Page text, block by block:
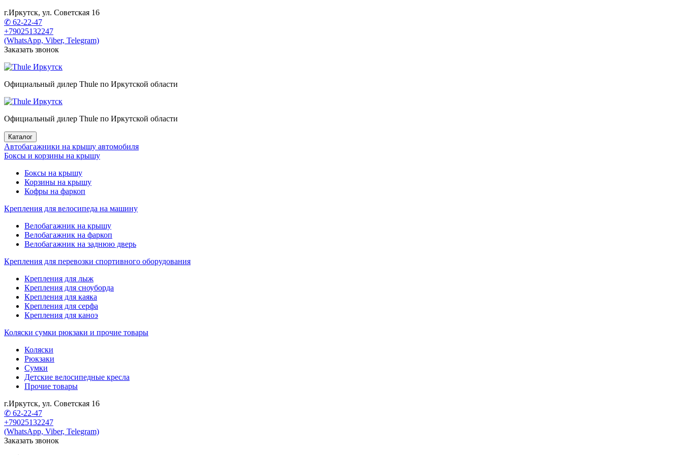
г.Иркутск, ул. Советская 16
✆ 62-22-47
+79025132247
(WhatsApp, Viber, Telegram)
Заказать звонок
Официальный дилер Thule по Иркутской области
Официальный дилер Thule по Иркутской области
Каталог
Автобагажники на крышу автомобиля
Боксы и корзины на крышу
Боксы на крышу
Корзины на крышу
Кофры на фаркоп
Крепления для велосипеда на машину
Велобагажник на крышу
Велобагажник на фаркоп
Велобагажник на заднюю дверь
Крепления для перевозки спортивного оборудования
Крепления для лыж
Крепления для сноуборда
Крепления для каяка
Крепления для серфа
Крепления для каноэ
Коляски сумки рюкзаки и прочие товары
Коляски
Рюкзаки
Сумки
Детские велосипедные кресла
Прочие товары
г.Иркутск, ул. Советская 16
✆ 62-22-47
+79025132247
(WhatsApp, Viber, Telegram)
Заказать звонок